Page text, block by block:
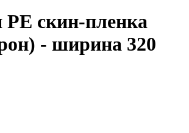
скин-пленка
- ширина 320